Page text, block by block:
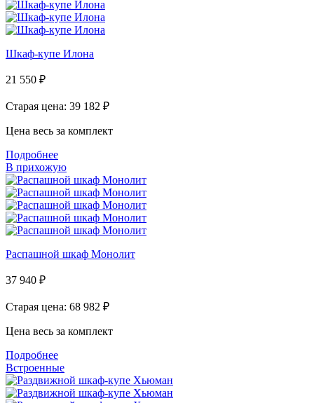
Шкаф-купе Илона
21 550 ₽
Старая цена: 39 182 ₽
Цена весь за комплект
Подробнее
В прихожую
Распашной шкаф Монолит
37 940 ₽
Старая цена: 68 982 ₽
Цена весь за комплект
Подробнее
Встроенные